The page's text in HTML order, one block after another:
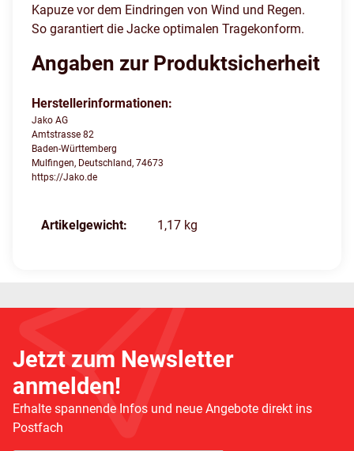
Kapuze vor dem Eindringen von Wind und Regen.
So garantiert die Jacke optimalen Tragekonform.
Angaben zur Produktsicherheit
Herstellerinformationen:
Jako AG
Amtstrasse 82
Baden-Württemberg
Mulfingen, Deutschland, 74673
https://Jako.de
Produkteigenschaft
Wert
Artikelgewicht: 1,17 kg
Jetzt zum Newsletter
anmelden!
Erhalte spannende Infos und neue Angebote direkt ins
Postfach